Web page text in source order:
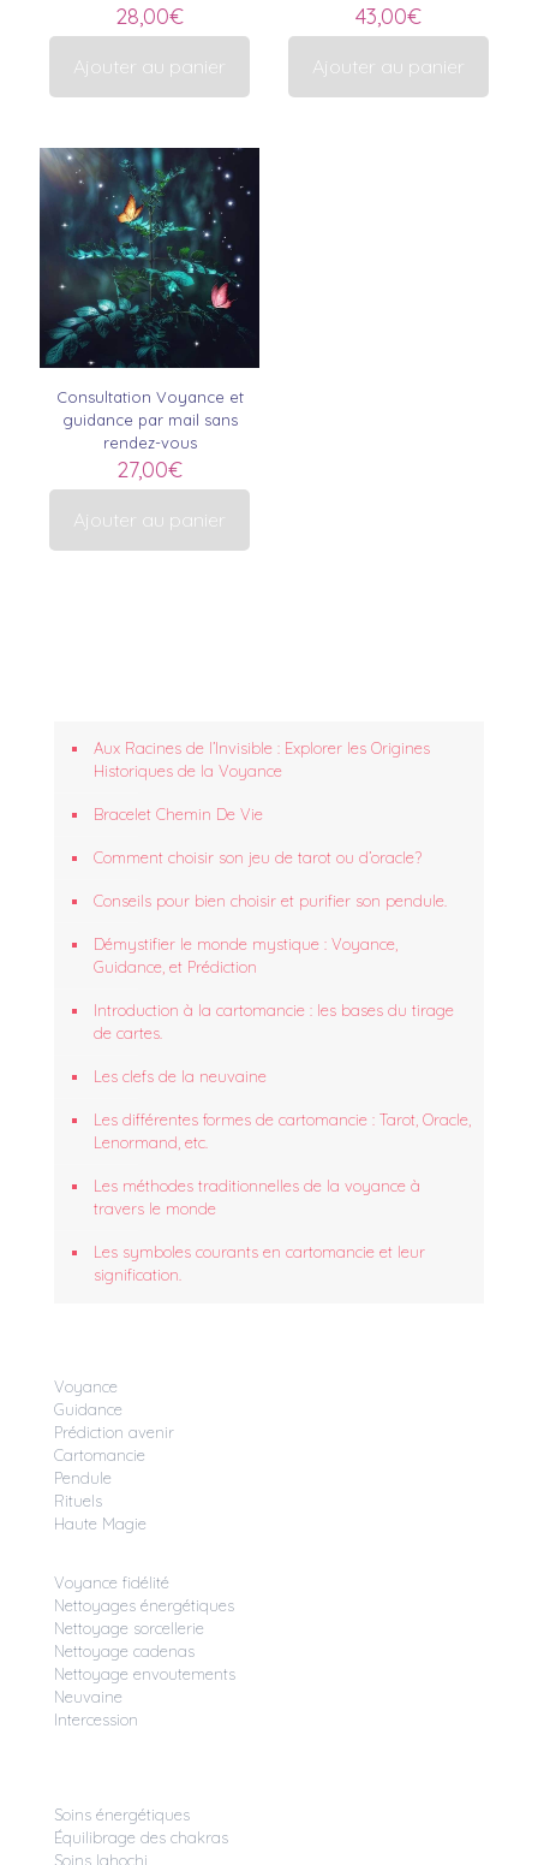
28,00€
Ajouter au panier
43,00€
Ajouter au panier
Consultation Voyance et
guidance par mail sans
rendez-vous
27,00€
Ajouter au panier
Aux Racines de l’Invisible : Explorer les Origines
Historiques de la Voyance
Bracelet Chemin De Vie
Comment choisir son jeu de tarot ou d’oracle?
Conseils pour bien choisir et purifier son pendule.
Démystifier le monde mystique : Voyance,
Guidance, et Prédiction
Introduction à la cartomancie : les bases du tirage
de cartes.
Les clefs de la neuvaine
Les différentes formes de cartomancie : Tarot, Oracle,
Lenormand, etc.
Les méthodes traditionnelles de la voyance à
travers le monde
Les symboles courants en cartomancie et leur
signification.
Voyance
Guidance
Prédiction avenir
Cartomancie
Pendule
Rituels
Haute Magie
Voyance fidélité
Nettoyages énergétiques
Nettoyage sorcellerie
Nettoyage cadenas
Nettoyage envoutements
Neuvaine
Intercession
Soins énergétiques
Équilibrage des chakras
Soins lahochi